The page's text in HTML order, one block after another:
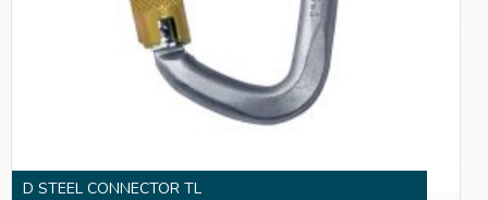
D STEEL CONNECTOR TL